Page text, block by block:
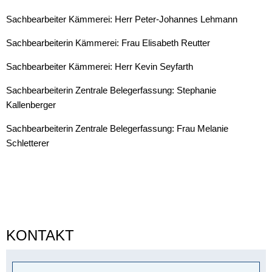
Sachbearbeiter Kämmerei: Herr Peter-Johannes Lehmann
Sachbearbeiterin Kämmerei: Frau Elisabeth Reutter
Sachbearbeiter Kämmerei: Herr Kevin Seyfarth
Sachbearbeiterin Zentrale Belegerfassung: Stephanie
Kallenberger
Sachbearbeiterin Zentrale Belegerfassung: Frau Melanie
Schletterer
KONTAKT